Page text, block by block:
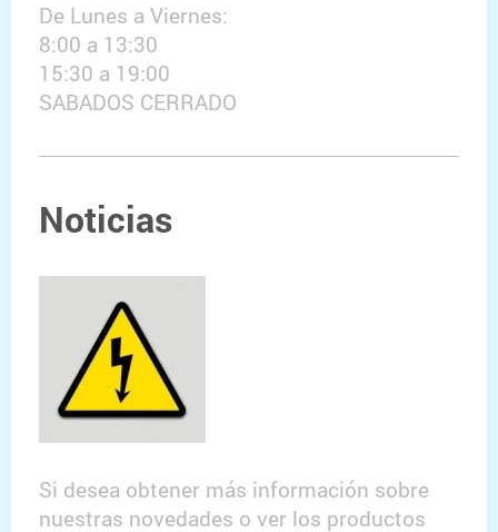
De Lunes a Viernes:
8:00 a 13:30
15:30 a 19:00
SABADOS CERRADO
Noticias
Si desea obtener más información sobre
nuestras novedades o ver los productos